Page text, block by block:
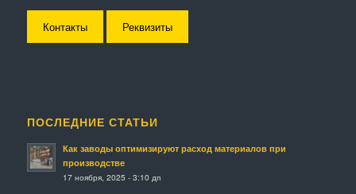
Контакты Реквизиты
ПОСЛЕДНИЕ СТАТЬИ
Как заводы оптимизируют расход материалов при
производстве
17 ноября, 2025 - 3:10 дп